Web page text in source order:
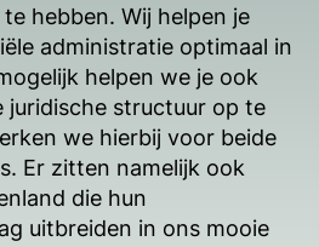
hebben. Wij helpen je
administratie optimaal in
helpen we je ook
juridische structuur op te
we hierbij voor beide
Er zitten namelijk ook
die hun
uitbreiden in ons mooie